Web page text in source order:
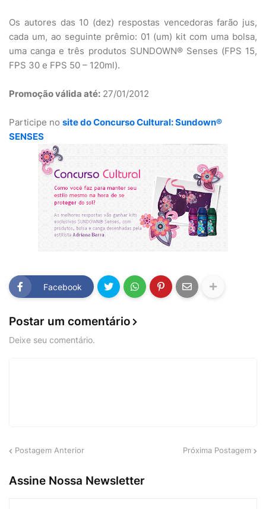
Os autores das 10 (dez) respostas vencedoras farão jus,
cada um, ao seguinte prêmio: 01 (um) kit com uma bolsa,
uma canga e três produtos SUNDOWN® Senses (FPS 15,
FPS 30 e FPS 50 – 120ml).
Promoção válida até: 27/01/2012
Participe no site do Concurso Cultural: Sundown®
SENSES
Facebook
Postar um comentário
Deixe seu comentário.
Postagem Anterior Próxima Postagem
Assine Nossa Newsletter